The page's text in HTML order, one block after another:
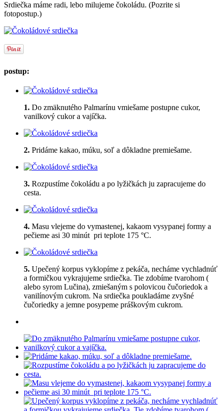
Srdiečka máme radi, lebo milujeme čokoládu. (Pozrite si
fotopostup.)
postup:
1. Do zmäknutého Palmarínu vmiešame postupne cukor,
vanilkový cukor a vajíčka.
2. Pridáme kakao, múku, soľ a dôkladne premiešame.
3. Rozpustíme čokoládu a po lyžičkách ju zapracujeme do
cesta.
4. Masu vlejeme do vymastenej, kakaom vysypanej formy a
pečieme asi 30 minút pri teplote 175 °C.
5. Upečený korpus vyklopíme z pekáča, necháme vychladnúť
a formičkou vykrajujeme srdiečka. Tie zdobíme tvarohom (
alebo syrom Lučina), zmiešaným s polovicou čučoriedok a
vanilínovým cukrom. Na srdiečka poukladáme zvyšné
čučoriedky a jemne posypeme práškovým cukrom.